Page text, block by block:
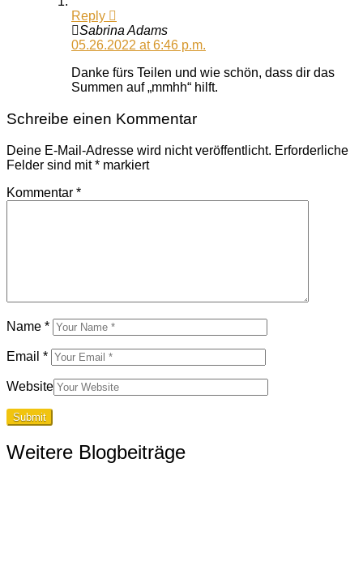
Reply
Sabrina Adams
05.26.2022 at 6:46 p.m.
Danke fürs Teilen und wie schön, dass dir das
Summen auf „mmhh“ hilft.
Schreibe einen Kommentar
Deine E-Mail-Adresse wird nicht veröffentlicht. Erforderliche
Felder sind mit* markiert
Kommentar *
Name *
Email *
Website
Weitere Blogbeiträge